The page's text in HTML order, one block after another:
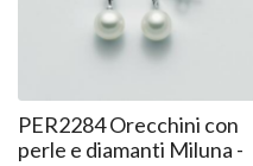
PER2284 Orecchini con
perle e diamanti Miluna -